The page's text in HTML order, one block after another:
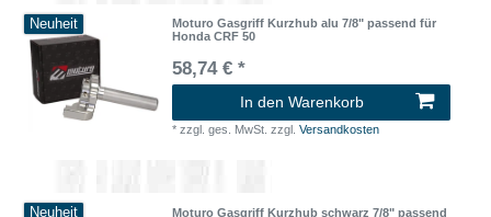
Neuheit
Moturo Gasgriff Kurzhub alu 7/8" passend für
Honda CRF 50
58,74 € *
In den Warenkorb
*zzgl. ges. MwSt. zzgl.Versandkosten
Neuheit
Moturo Gasgriff Kurzhub schwarz 7/8" passend